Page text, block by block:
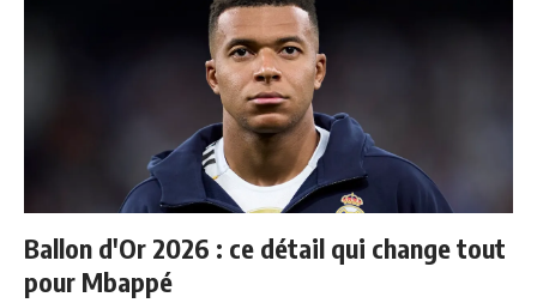
Ballon d'Or 2026 : ce détail qui change tout
pour Mbappé